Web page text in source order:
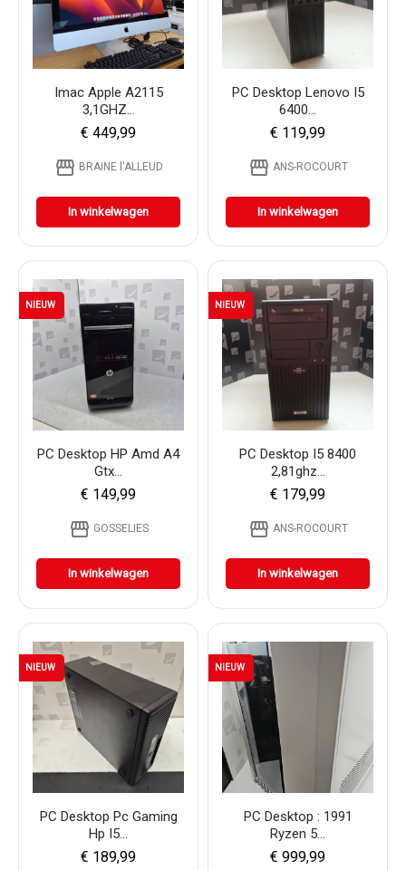
Imac Apple A2115
3,1GHZ...
€ 449,99
storefront BRAINE l'ALLEUD
In winkelwagen
PC Desktop Lenovo I5
6400...
€ 119,99
storefront ANS-ROCOURT
In winkelwagen
PC Desktop HP Amd A4
Gtx...
€ 149,99
storefront GOSSELIES
In winkelwagen
NIEUW
PC Desktop I5 8400
2,81ghz...
€ 179,99
storefront ANS-ROCOURT
In winkelwagen
NIEUW
PC Desktop Pc Gaming
Hp I5...
€ 189,99
NIEUW
PC Desktop : 1991
Ryzen 5...
€ 999,99
NIEUW